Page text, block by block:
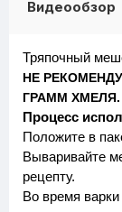
Видеообзор
Тряпочный
НЕ
ГРАММ ХМЕЛЯ.
Процесс
Положите в
Вываривайте
рецепту.
Во время